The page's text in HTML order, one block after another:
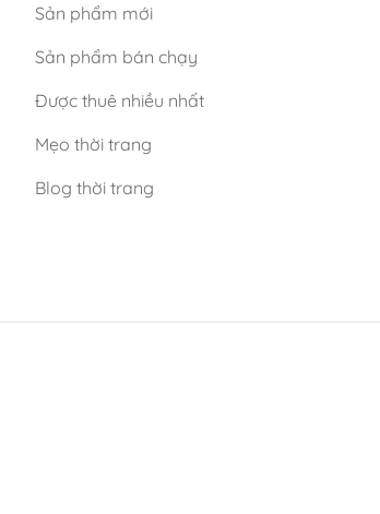
Sản phẩm mới
Sản phẩm bán chạy
Được thuê nhiều nhất
Mẹo thời trang
Blog thời trang